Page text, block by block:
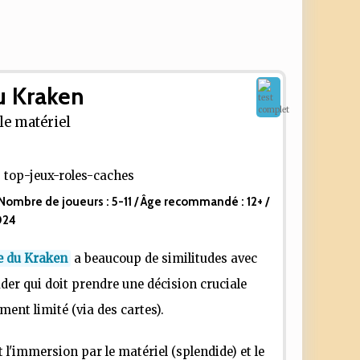
Kraken
matériel
de joueurs :5-11 / Âge recommandé :12+ /
du Kraken a beaucoup de similitudes avec
qui doit prendre une décision cruciale
limité (via des cartes).
l'immersion par le matériel (splendide) et le